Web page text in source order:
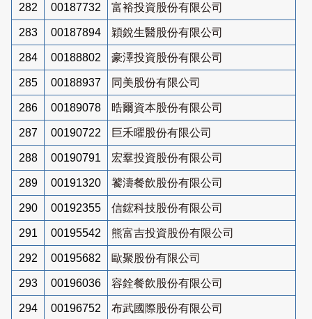
282 00187732 富裕投資股份有限公司
283 00187894 穎銳生醫股份有限公司
284 00188802 豪澤投資股份有限公司
285 00188937 同美股份有限公司
286 00189078 晧爾資本股份有限公司
287 00190722 巨禾曜股份有限公司
288 00190791 宏羣投資股份有限公司
289 00191320 饕濤餐飲股份有限公司
290 00192355 信鋐科技股份有限公司
291 00195542 熊富吉投資股份有限公司
292 00195682 歐聚股份有限公司
293 00196036 容銓餐飲股份有限公司
294 00196752 布武國際股份有限公司